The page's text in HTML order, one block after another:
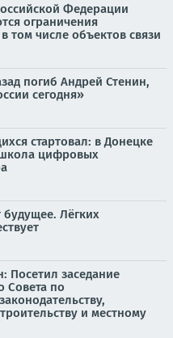
Федерации
ограничения
том числе объектов связи
погиб Андрей Стенин,
сегодня»
стартовал: в Донецке
школа цифровых
Лёгких
Посетил заседание
Совета по
и местному